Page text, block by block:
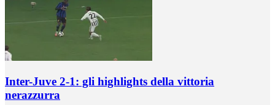
Inter-Juve 2-1: gli highlights della vittoria
nerazzurra